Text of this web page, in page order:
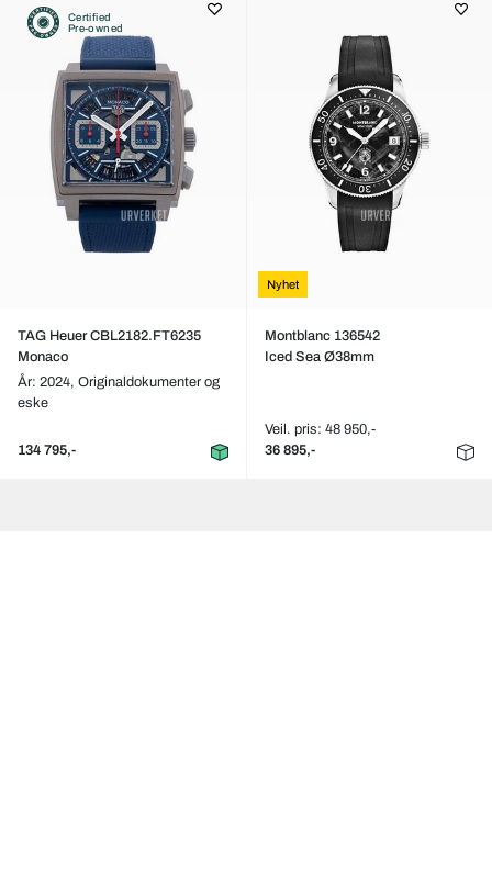
Certified
Pre-owned
TAG Heuer CBL2182.FT6235
Monaco
År: 2024, Originaldokumenter og
eske
134 795,-
Nyhet
Montblanc 136542
Iced Sea Ø38mm
Veil. pris: 48 950,-
36 895,-